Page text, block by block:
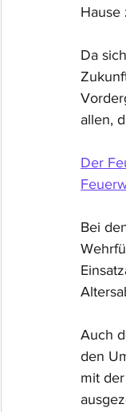
Hause
Da
allen,
Der
Bei
Auch
den
mit